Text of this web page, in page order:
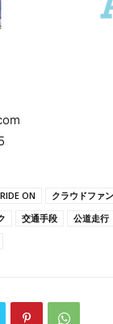
RIDE ON
クラウドファ
交通手段 公道走行